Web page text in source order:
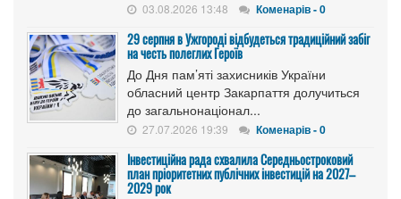
03.08.2026 13:48 Коменарів - 0
29 серпня в Ужгороді відбудеться традиційний забіг
на честь полеглих Героїв
До Дня пам’яті захисників України
обласний центр Закарпаття долучиться
до загальнонаціонал...
27.07.2026 19:39 Коменарів - 0
Інвестиційна рада схвалила Середньостроковий
план пріоритетних публічних інвестицій на 2027–
2029 рок